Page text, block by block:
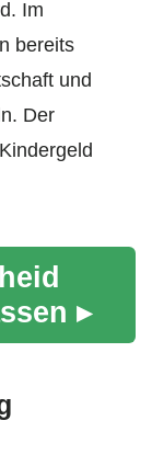
Im
bereits
und
Der
▸